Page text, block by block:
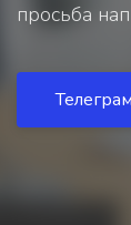
просьба
Телеграм